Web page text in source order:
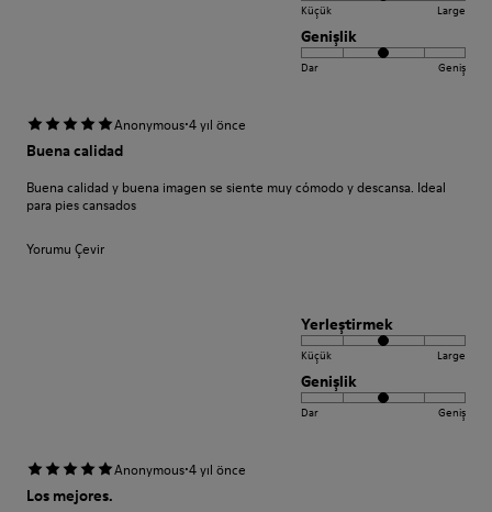
Küçük Large
Genişlik
Dar Geniş
Anonymous·4 yıl önce
Buena calidad
Buena calidad y buena imagen se siente muy cómodo y descansa. Ideal
para pies cansados
Yorumu Çevir
Yerleştirmek
Küçük Large
Genişlik
Dar Geniş
Anonymous·4 yıl önce
Los mejores.